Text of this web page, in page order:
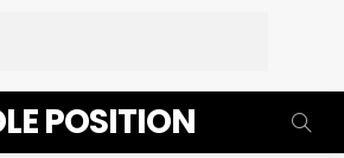
POSITION